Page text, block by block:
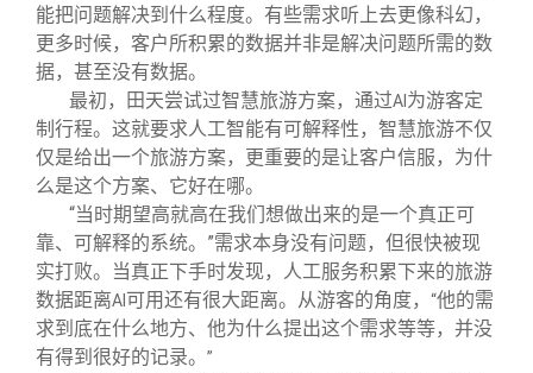
能把问题解决到什么程度。有些需求听上去更像科幻，
更多时候，客户所积累的数据并非是解决问题所需的数
据，甚至没有数据。
最初，田天尝试过智慧旅游方案，通过AI 为游客定
制行程。这就要求人工智能有可解释性，智慧旅游不仅
仅是给出一个旅游方案，更重要的是让客户信服，为什
么是这个方案、它好在哪。
“当时期望高就高在我们想做出来的是一个真正可
靠、可解释的系统。”需求本身没有问题，但很快被现
实打败。当真正下手时发现，人工服务积累下来的旅游
数据距离AI 可用还有很大距离。从游客的角度， “他的需
求到底在什么地方、他为什么提出这个需求等等，并没
有得到很好的记录。 ”